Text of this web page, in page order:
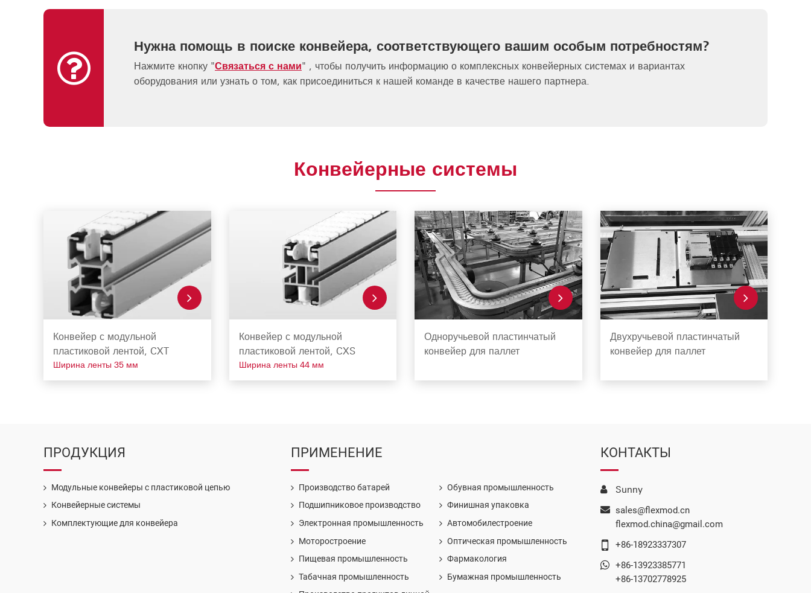
Нужна помощь в поиске конвейера, соответствующего вашим особым потребностям?
Нажмите кнопку "Связаться с нами" , чтобы получить информацию о комплексных конвейерных системах и вариантах
оборудования или узнать о том, как присоединиться к нашей команде в качестве нашего партнера.
Конвейерные системы
Конвейер с модульной
пластиковой лентой, CXT
Ширина ленты 35 мм
Конвейер с модульной
пластиковой лентой, CXS
Ширина ленты 44 мм
Одноручьевой пластинчатый
конвейер для паллет
Двухручьевой пластинчатый
конвейер для паллет
ПРОДУКЦИЯ
Модульные конвейеры с пластиковой цепью
Конвейерные системы
Комплектующие для конвейера
ПРИМЕНЕНИЕ
Производство батарей
Обувная промышленность
Подшипниковое производство
Финишная упаковка
Электронная промышленность
Автомобилестроение
Моторостроение
Оптическая промышленность
Пищевая промышленность
Фармакология
Табачная промышленность
Бумажная промышленность
КОНТАКТЫ
Sunny
sales@flexmod.cn
flexmod.china@gmail.com
+86-18923337307
+86-13923385771
+86-13702778925